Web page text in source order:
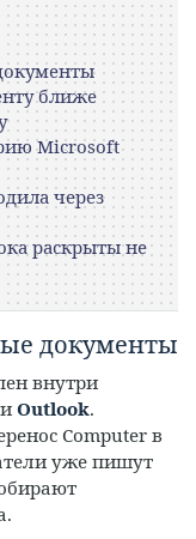
ближе
Microsoft
через
раскрыты не
документы
внутри
и Outlook.
Computer в
уже пишут